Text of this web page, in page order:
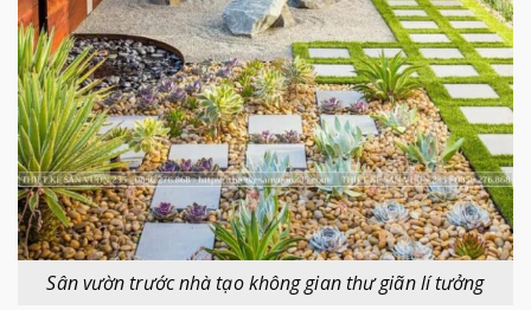
Sân vườn trước nhà tạo không gian thư giãn lí tưởng